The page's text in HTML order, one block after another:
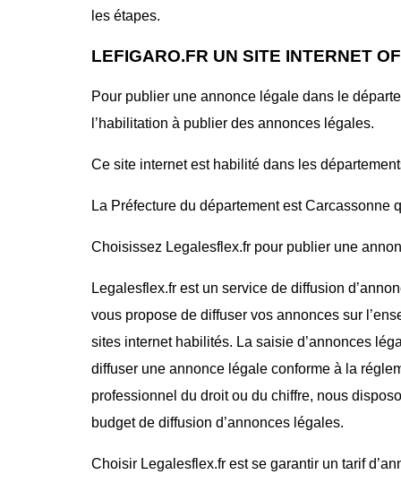
les étapes.
LEFIGARO.FR UN SITE INTERNET
Pour publier une annonce légale dans le
l’habilitation à publier des annonces légales.
Ce site internet est habilité dans les
La Préfecture du département est
Choisissez Legalesflex.fr pour publier une
Legalesflex.fr est un service de diffusion
vous propose de diffuser vos annonces sur
sites internet habilités. La saisie d’annonces
diffuser une annonce légale conforme à la
professionnel du droit ou du chiffre, nous
budget de diffusion d’annonces légales.
Choisir Legalesflex.fr est se garantir un tarif